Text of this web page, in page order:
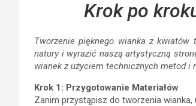
Krok po
Tworzenie pięknego wianka z
natury i wyrazić naszą artystyczną
wianek z użyciem technicznych metod i
Krok 1: Przygotowanie Materiałów
Zanim przystąpisz do tworzenia wianka,